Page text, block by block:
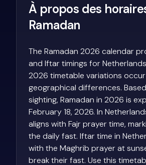
À propos des
Ramadan
The Ramadan 2026 calendar
and Iftar timings for
2026 timetable variations
geographical differences.
sighting, Ramadan in 2026 is
February 18, 2026. In
aligns with Fajr prayer time,
the daily fast. Iftar time in
with the Maghrib prayer at
break their fast. Use this